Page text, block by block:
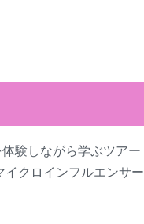
験しながら学ぶツアー
クロインフルエンサー